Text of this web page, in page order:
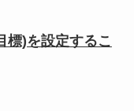
標)を設定するこ